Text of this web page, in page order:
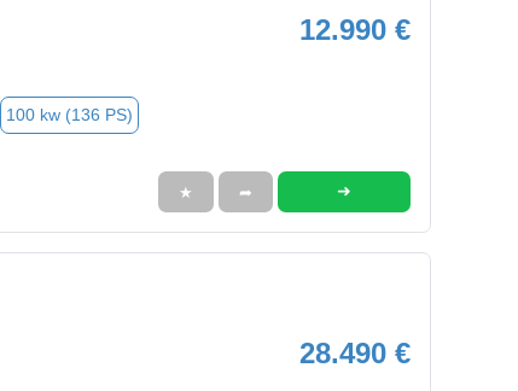
12.990 €
100 kw (136 PS)
★ ➦ ➜
28.490 €